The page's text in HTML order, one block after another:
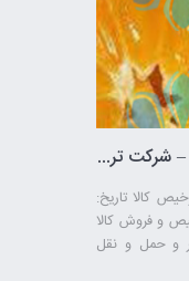
واردات پرتقال و پرک نارنگی – تهران پیشرو – شرکت ترخیص کالا
کالا تاریخ:
ترخیص و فروش کالا
و حمل ‌و نقل